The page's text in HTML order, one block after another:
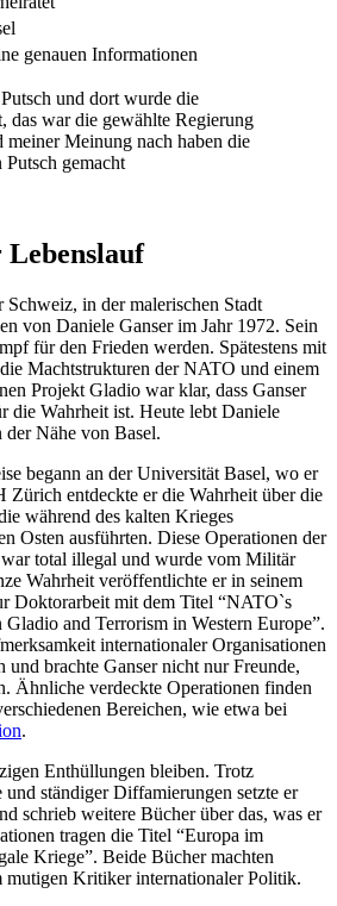
genauen Informationen
und dort wurde die
das war die gewählte Regierung
meiner Meinung nach haben die
gemacht
Lebenslauf
in der malerischen Stadt
von Daniele Ganser im Jahr 1972. Sein
für den Frieden werden. Spätestens mit
Machtstrukturen der NATO und einem
Projekt Gladio war klar, dass Ganser
die Wahrheit ist. Heute lebt Daniele
der Nähe von Basel.
begann an der Universität Basel, wo er
Zürich entdeckte er die Wahrheit über die
während des kalten Krieges
Osten ausführten. Diese Operationen der
war total illegal und wurde vom Militär
Wahrheit veröffentlichte er in seinem
Doktorarbeit mit dem Titel “NATO`s
Gladio and Terrorism in Western Europe”.
internationaler Organisationen
und brachte Ganser nicht nur Freunde,
Ähnliche verdeckte Operationen finden
Bereichen, wie etwa bei
.
Enthüllungen bleiben. Trotz
und ständiger Diffamierungen setzte er
schrieb weitere Bücher über das, was er
tragen die Titel “Europa im
Kriege”. Beide Bücher machten
mutigen Kritiker internationaler Politik.